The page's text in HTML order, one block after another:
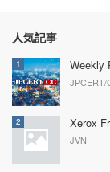
人気記事
1 Weekly
JPCERT/
2 Xerox
JVN